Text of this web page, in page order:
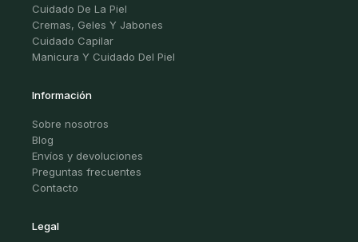
Cuidado De La Piel
Cremas, Geles Y Jabones
Cuidado Capilar
Manicura Y Cuidado Del Piel
Información
Sobre nosotros
Blog
Envíos y devoluciones
Preguntas frecuentes
Contacto
Legal